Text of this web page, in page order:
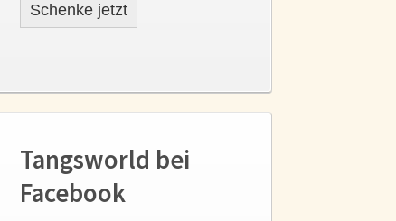
Schenke jetzt
Tangsworld bei
Facebook